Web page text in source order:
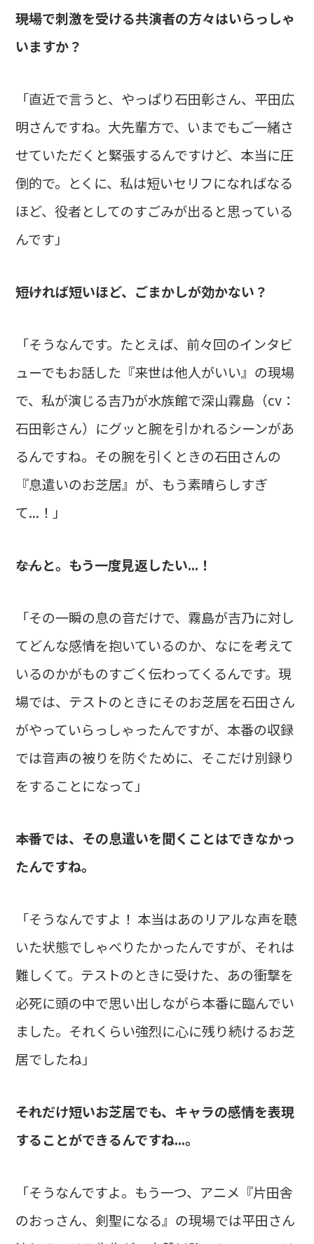
――現場で刺激を受ける共演者の方々はいらっしゃ
いますか？
「直近で言うと、やっぱり石田彰さん、平田広
明さんですね。大先輩方で、いまでもご一緒さ
せていただくと緊張するんですけど、本当に圧
倒的で。とくに、私は短いセリフになればなる
ほど、役者としてのすごみが出ると思っている
んです」
――短ければ短いほど、ごまかしが効かない？
「そうなんです。たとえば、前々回のインタビ
ューでもお話した『来世は他人がいい』の現場
で、私が演じる吉乃が水族館で深山霧島（cv：
石田彰さん）にグッと腕を引かれるシーンがあ
るんですね。その腕を引くときの石田さんの
『息遣いのお芝居』が、もう素晴らしすぎ
て...！」
――なんと。もう一度見返したい...！
「その一瞬の息の音だけで、霧島が吉乃に対し
てどんな感情を抱いているのか、なにを考えて
いるのかがものすごく伝わってくるんです。現
場では、テストのときにそのお芝居を石田さん
がやっていらっしゃったんですが、本番の収録
では音声の被りを防ぐために、そこだけ別録り
をすることになって」
――本番では、その息遣いを聞くことはできなかっ
たんですね。
「そうなんですよ！ 本当はあのリアルな声を聴
いた状態でしゃべりたかったんですが、それは
難しくて。テストのときに受けた、あの衝撃を
必死に頭の中で思い出しながら本番に臨んでい
ました。それくらい強烈に心に残り続けるお芝
居でしたね」
――それだけ短いお芝居でも、キャラの感情を表現
することができるんですね...。
「そうなんですよ。もう一つ、アニメ『片田舎
のおっさん、剣聖になる』の現場では平田さん